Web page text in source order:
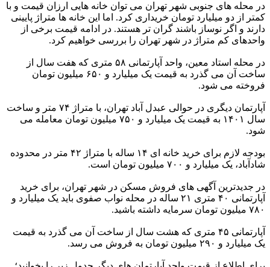
در محله های جنوبی شهر تهران می توان خانه هایی ارزان قیمت و با
کمتر از دو میلیارد تومان خریداری کرد. اما این خانه ها متراژ پایینی
دارند و اگر نوساز باشند گران تر هستند. در ادامه قیمت برخی از
واحدهای کم متراژ در شهر تهران را بررسی خواهیم کرد.
در محله استاد معین، واحد آپارتمانی ۵۸ متری که هفت سال از
ساخت آن می گذرد به قیمت یک میلیارد و ۶۵۰ میلیون تومان
فروخته می شود.
آپارتمان دیگری در حوالی عبدل آباد تهران، با متراژ ۷۴ متر و ساخت
سال ۱۴۰۱ به قیمت یک میلیارد و ۷۵۰ میلیون تومان معامله می
شود.
بودجه لازم برای خرید خانه ای ۱۴ ساله با متراژ ۴۲ متر در محدوده
شادآباد، یک میلیارد و ۷۰۰ میلیون تومان است.
در جدیدترین آگهی های فروش مسکن در شهر تهران، برای خرید
آپارتمانی ۴۰ متری ۲۱ ساله در محله نواب صفوی باید یک میلیارد و
۷۸۰ میلیون تومان سرمایه داشته باشید.
آپارتمانی ۴۵ متری که هشت سال از ساخت آن می گذرد به قیمت
یک میلیارد و ۲۹۰ میلیون تومان به فروش می رسد.